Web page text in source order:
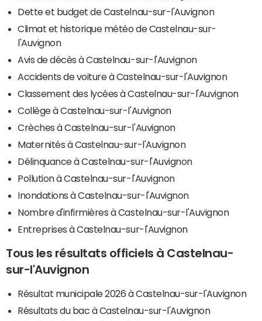
Dette et budget de Castelnau-sur-l'Auvignon
Climat et historique météo de Castelnau-sur-
l'Auvignon
Avis de décès à Castelnau-sur-l'Auvignon
Accidents de voiture à Castelnau-sur-l'Auvignon
Classement des lycées à Castelnau-sur-l'Auvignon
Collège à Castelnau-sur-l'Auvignon
Crèches à Castelnau-sur-l'Auvignon
Maternités à Castelnau-sur-l'Auvignon
Délinquance à Castelnau-sur-l'Auvignon
Pollution à Castelnau-sur-l'Auvignon
Inondations à Castelnau-sur-l'Auvignon
Nombre d'infirmières à Castelnau-sur-l'Auvignon
Entreprises à Castelnau-sur-l'Auvignon
Tous les résultats officiels à Castelnau-
sur-l'Auvignon
Résultat municipale 2026 à Castelnau-sur-l'Auvignon
Résultats du bac à Castelnau-sur-l'Auvignon